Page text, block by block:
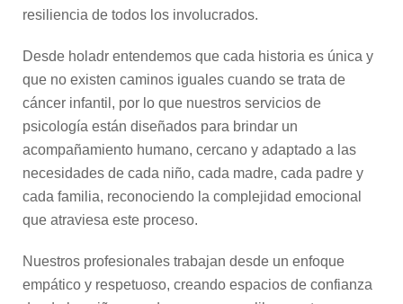
resiliencia de todos los involucrados.
Desde holadr entendemos que cada historia es única y
que no existen caminos iguales cuando se trata de
cáncer infantil, por lo que nuestros servicios de
psicología están diseñados para brindar un
acompañamiento humano, cercano y adaptado a las
necesidades de cada niño, cada madre, cada padre y
cada familia, reconociendo la complejidad emocional
que atraviesa este proceso.
Nuestros profesionales trabajan desde un enfoque
empático y respetuoso, creando espacios de confianza